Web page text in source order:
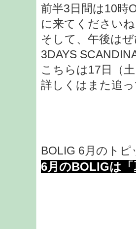
前半3日間は10時
に来てください
そして、午後は
3DAYS
こちらは17日（
詳しくはまた追
BOLIG 6月のト
6月のBOLIGは